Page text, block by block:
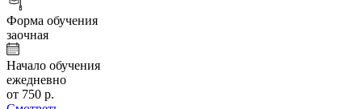
Форма обучения
заочная
Начало обучения
ежедневно
от 750 р.